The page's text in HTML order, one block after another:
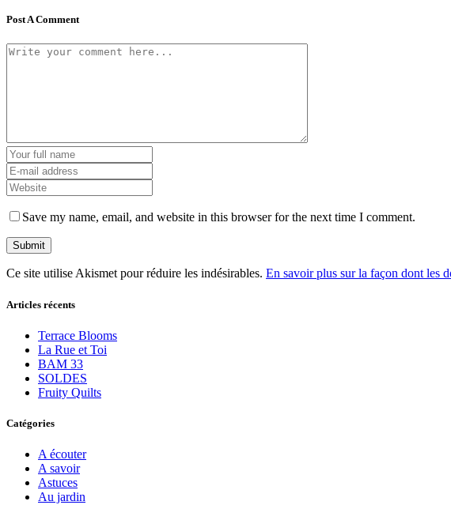
Post A Comment
Save my name, email, and website in this browser for the next time I comment.
Ce site utilise Akismet pour réduire les indésirables. En savoir plus sur la façon dont les
Articles récents
Terrace Blooms
La Rue et Toi
BAM 33
SOLDES
Fruity Quilts
Catégories
A écouter
A savoir
Astuces
Au jardin